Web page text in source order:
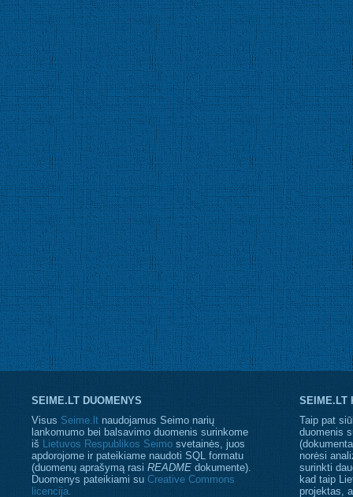
SEIME.LT DUOMENYS
Visus Seime.lt naudojamus Seimo narių
lankomumo bei balsavimo duomenis surinkome
iš Lietuvos Respublikos Seimo svetainės, juos
apdorojome ir pateikiame naudoti SQL formatu
(duomenų aprašymą rasi README dokumente).
Duomenys pateikiami su Creative Commons
licencija.
SEIME.LT
Taip pat
duomenis
norėsi
surinkti
kad taip
projektas,